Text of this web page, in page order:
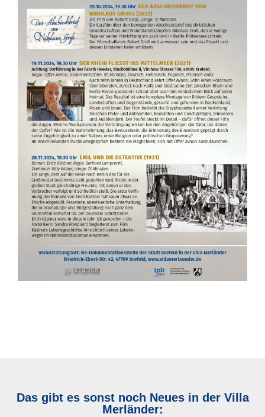
Das gibt es sonst noch Neues in der Villa
Merländer: